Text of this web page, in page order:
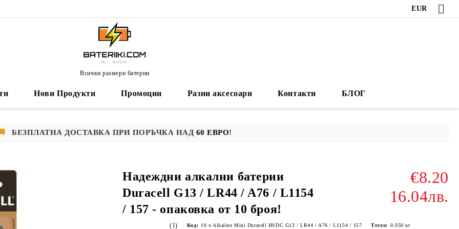
EUR
Всички размери батерии
Нови Продукти Промоции Разни аксесоари Контакти БЛОГ
БЕЗПЛАТНА ДОСТАВКА ПРИ ПОРЪЧКА НАД 60 ЕВРО!
Надеждни алкални батерии
Duracell G13 / LR44 / A76 / L1154
/ 157 - опаковка от 10 броя!
€8.20
16.04лв.
(1) Код: 10 x Alkaline Mini Duracell HSDC G13 / LR44 / A76 / L1154 / 157 Тегло: 0.050 кг